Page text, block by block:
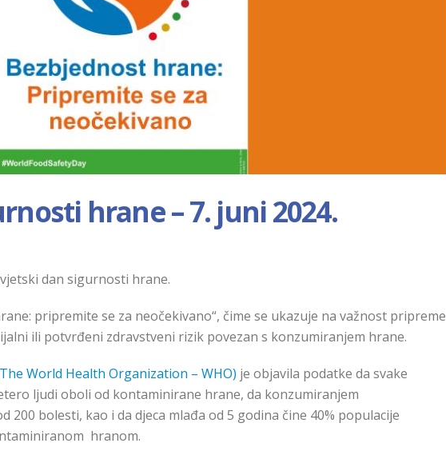
hrane – 7. juni 2024.
dan sigurnosti hrane.
pripremite se za neočekivano“, čime se ukazuje na važnost pripreme
ili potvrđeni zdravstveni rizik povezan s konzumiranjem hrane.
World Health Organization – WHO) je objavila podatke da svake
ljudi oboli od kontaminirane hrane, da konzumiranjem
200 bolesti, kao i da djeca mlađa od 5 godina čine 40% populacije
hranom.